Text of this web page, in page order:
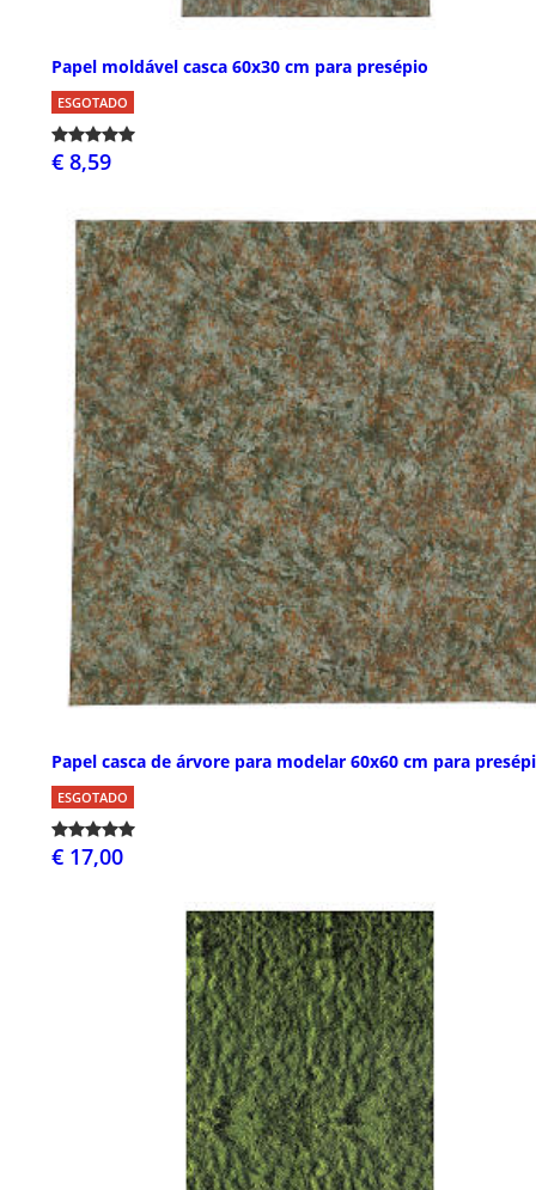
Papel moldável casca 60x30 cm para presépio
ESGOTADO
€ 8,59
Papel casca de árvore para modelar 60x60 cm para
ESGOTADO
€ 17,00